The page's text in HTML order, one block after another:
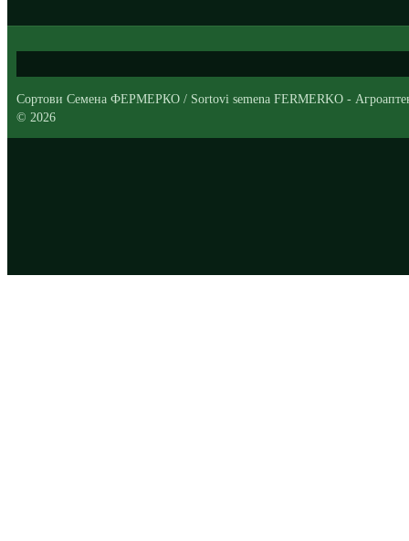
Сортови Семена ФЕРМЕРКО / Sortovi semena FERMERKO -
© 2026